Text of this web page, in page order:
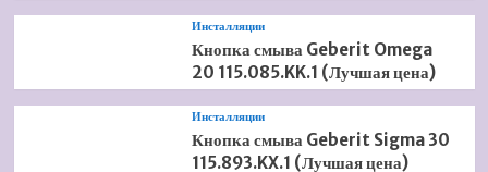
Инсталляции
Кнопка смыва Geberit Omega
20 115.085.KK.1 (Лучшая цена)
Инсталляции
Кнопка смыва Geberit Sigma 30
115.893.KX.1 (Лучшая цена)